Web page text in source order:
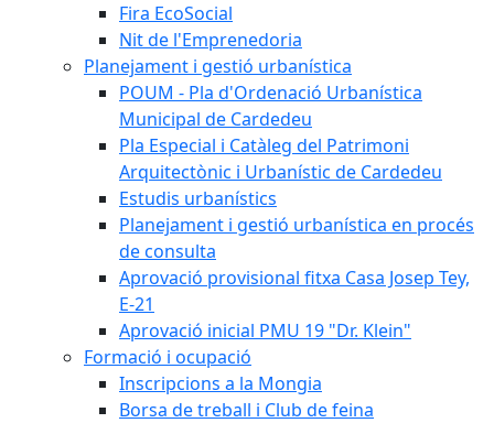
Fira EcoSocial
Nit de l'Emprenedoria
Planejament i gestió urbanística
POUM - Pla d'Ordenació Urbanística
Municipal de Cardedeu
Pla Especial i Catàleg del Patrimoni
Arquitectònic i Urbanístic de Cardedeu
Estudis urbanístics
Planejament i gestió urbanística en procés
de consulta
Aprovació provisional fitxa Casa Josep Tey,
E-21
Aprovació inicial PMU 19 "Dr. Klein"
Formació i ocupació
Inscripcions a la Mongia
Borsa de treball i Club de feina